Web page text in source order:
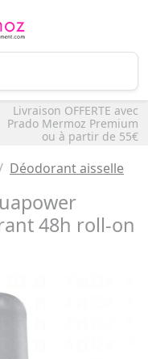
Livraison OFFERTE avec
Prado Mermoz Premium
ou à partir de 55€
Déodorant aisselle
48h roll-on